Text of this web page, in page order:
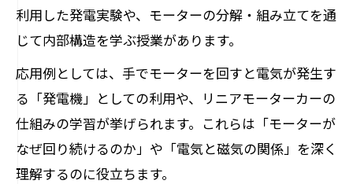
利用した発電実験や、モーターの分解・組み立てを通
じて内部構造を学ぶ授業があります。
応用例としては、手でモーターを回すと電気が発生す
る「発電機」としての利用や、リニアモーターカーの
仕組みの学習が挙げられます。これらは「モーターが
なぜ回り続けるのか」や「電気と磁気の関係」を深く
理解するのに役立ちます。